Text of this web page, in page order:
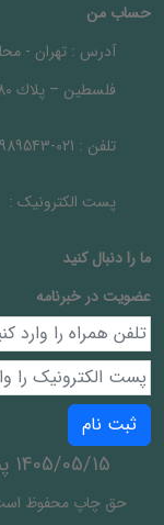
حساب من
آدرس : تهران -
فلسطين – پلاك 380
تلفن : 021-88989543 , 021-88961303
پست الکترونیک :
ما را دنبال کنيد
عضویت در خبرنامه
ثبت نام
1405/05/15 پنج شنبه
حق چاپ محفوظ